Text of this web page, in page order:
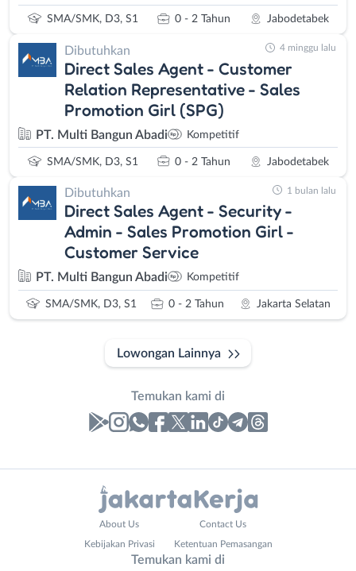
SMA/SMK, D3, S1 0 - 2 Tahun Jabodetabek
Dibutuhkan
Direct Sales Agent - Customer
Relation Representative - Sales
Promotion Girl (SPG)
PT. Multi Bangun Abadi Kompetitif
SMA/SMK, D3, S1 0 - 2 Tahun Jabodetabek
4 minggu lalu
Dibutuhkan
Direct Sales Agent - Security -
Admin - Sales Promotion Girl -
Customer Service
PT. Multi Bangun Abadi Kompetitif
SMA/SMK, D3, S1 0 - 2 Tahun Jakarta Selatan
1 bulan lalu
Lowongan Lainnya
Temukan kami di
About Us Contact Us
Kebijakan Privasi Ketentuan Pemasangan
Temukan kami di